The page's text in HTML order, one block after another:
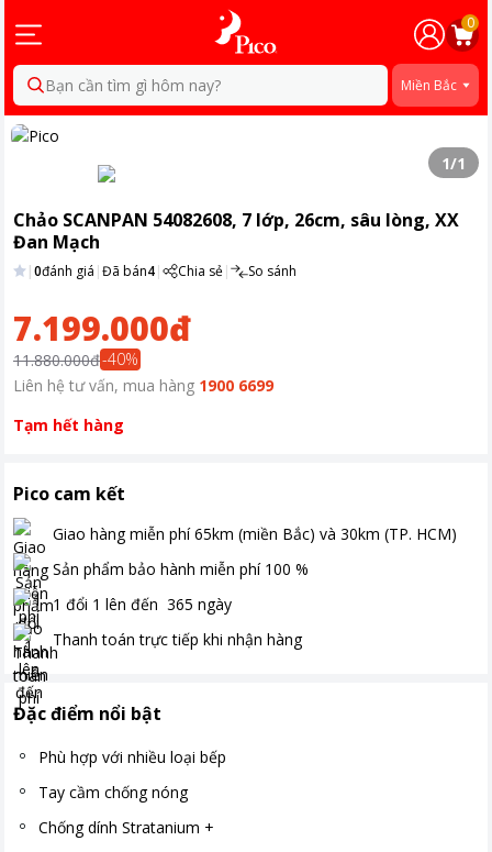
0
Bạn cần tìm gì hôm nay? Miền Bắc
1/1
Chảo SCANPAN 54082608, 7 lớp, 26cm, sâu lòng, XX
Đan Mạch
|0đánh giá |Đã bán4| Chia sẻ| So sánh
7.199.000đ
11.880.000đ-40%
Liên hệ tư vấn, mua hàng 1900 6699
Tạm hết hàng
Pico cam kết
Giao hàng miễn phí 65km (miền Bắc) và 30km (TP. HCM)
Sản phẩm bảo hành miễn phí 100 %
1 đổi 1 lên đến 365 ngày
Thanh toán trực tiếp khi nhận hàng
Đặc điểm nổi bật
Phù hợp với nhiều loại bếp
Tay cầm chống nóng
Chống dính Stratanium +